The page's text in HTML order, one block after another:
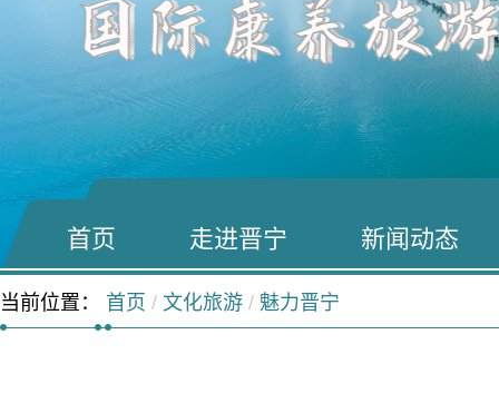
首页 走进晋宁 新闻动态
当前位置： 首页 / 文化旅游 / 魅力晋宁